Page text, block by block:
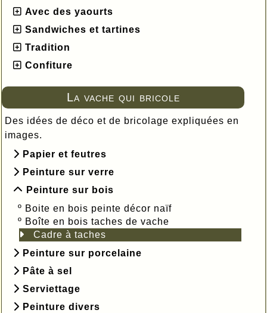
Avec des yaourts
Sandwiches et tartines
Tradition
Confiture
La vache qui bricole
Des idées de déco et de bricolage expliquées en
images.
Papier et feutres
Peinture sur verre
Peinture sur bois
º Boite en bois peinte décor naïf
º Boîte en bois taches de vache
Cadre à taches
Peinture sur porcelaine
Pâte à sel
Serviettage
Peinture divers